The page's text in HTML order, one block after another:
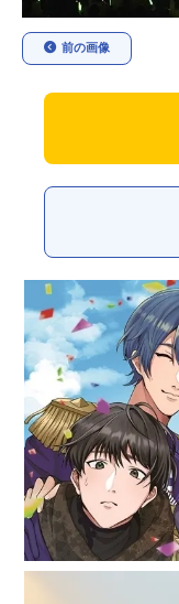
秋アニメ
男性声優/女性声優一覧
前の画像